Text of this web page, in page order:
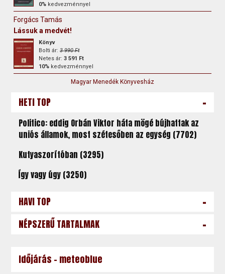
0% kedvezménnyel
Forgács Tamás
Lássuk a medvét!
Könyv
Bolti ár:3 990 Ft
Netes ár:3 591 Ft
10% kedvezménnyel
Magyar Menedék Könyvesház
HETI TOP -
Politico: eddig Orbán Viktor háta mögé bújhattak az
uniós államok, most szétesőben az egység (7702)
Kutyaszorítóban (3295)
Így vagy úgy (3250)
HAVI TOP -
NÉPSZERŰ TARTALMAK -
Időjárás - meteoblue